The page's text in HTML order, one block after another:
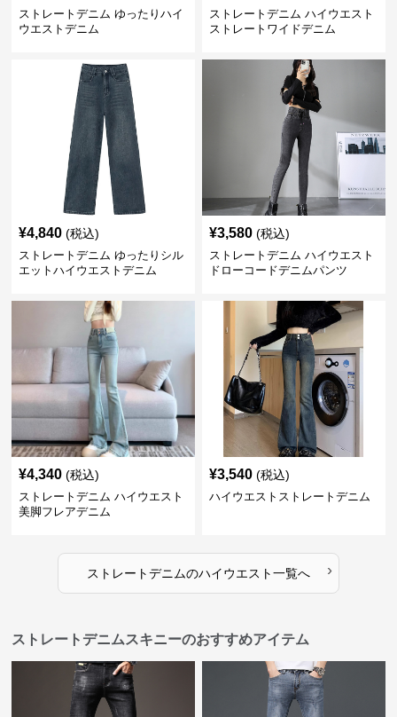
ストレートデニム ゆったりハイ
ウエストデニム
ストレートデニム ハイウエスト
ストレートワイドデニム
¥4,840 (税込)
ストレートデニム ゆったりシル
エットハイウエストデニム
¥3,580 (税込)
ストレートデニム ハイウエスト
ドローコードデニムパンツ
¥4,340 (税込)
ストレートデニム ハイウエスト
美脚フレアデニム
¥3,540 (税込)
ハイウエストストレートデニム
ストレートデニムのハイウエスト一覧へ ›
ストレートデニムスキニーのおすすめアイテム